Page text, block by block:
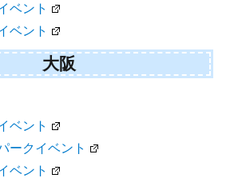
ベント
ベント
大阪
ベント
ークイベント
ベント